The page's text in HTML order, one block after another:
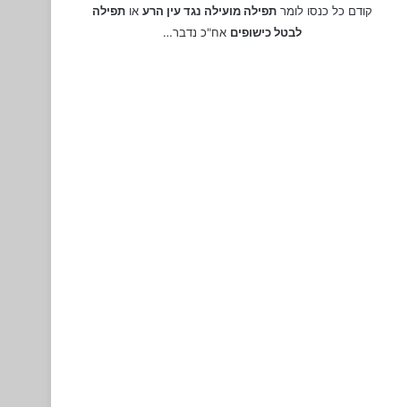
קודם כל כנסו לומרתפילה מועילה נגד עין הרע אותפילה
לבטל כישופים אח"כ נדבר…